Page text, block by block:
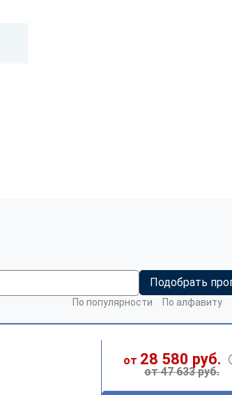
Подобрать
По популярности По алфавиту
от 28 580 руб.
от 47 633 руб.